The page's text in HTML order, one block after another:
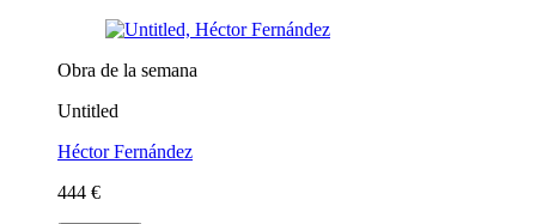
Obra de la semana
Untitled
Héctor Fernández
444 €